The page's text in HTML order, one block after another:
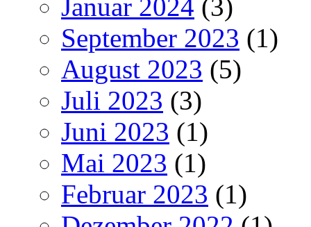
Januar 2024 (3)
September 2023 (1)
August 2023 (5)
Juli 2023 (3)
Juni 2023 (1)
Mai 2023 (1)
Februar 2023 (1)